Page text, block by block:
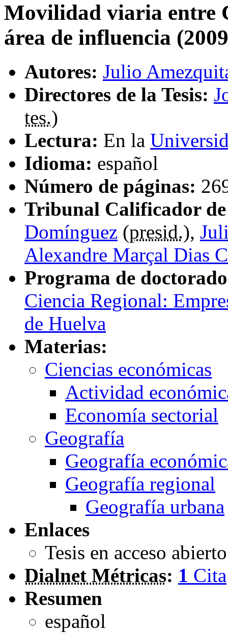
Movilidad viaria entre
área de influencia
Autores: Julio
Directores de la Tesis:
tes.)
Lectura: En la
Idioma: español
Número de páginas:
Tribunal Calificador de
Domínguez (presid.),
Alexandre Marçal Dias
Programa de
Ciencia Regional:
de Huelva
Materias:
Ciencias económicas
Actividad
Economía sectorial
Geografía
Geografía
Geografía regional
Geografía urbana
Enlaces
Tesis en acceso
Dialnet Métricas: 1 Cita
Resumen
español